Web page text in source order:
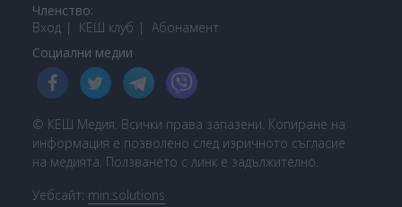
Членство:
Вход
КЕШ клуб Абонамент
Социални медии
© КЕШ Медия. Всички права запазени. Копиране на
информация е позволено след изричното съгласие
на медията. Ползването с линк е задължително.
Уебсайт: min.solutions